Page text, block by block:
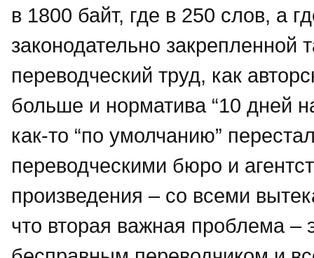
в 1800 байт, где в 250 слов, а
законодательно закрепленной
переводческий труд, как
больше и норматива “10 дней
как-то “по умолчанию”
переводческими бюро и
произведения – со всеми
что вторая важная проблема –